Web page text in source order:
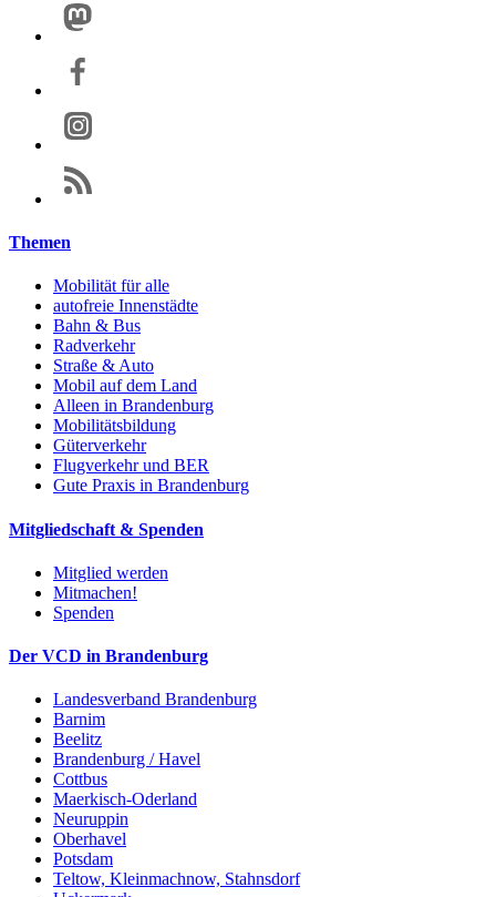
Themen
Mobilität für alle
autofreie Innenstädte
Bahn & Bus
Radverkehr
Straße & Auto
Mobil auf dem Land
Alleen in Brandenburg
Mobilitätsbildung
Güterverkehr
Flugverkehr und BER
Gute Praxis in Brandenburg
Mitgliedschaft & Spenden
Mitglied werden
Mitmachen!
Spenden
Der VCD in Brandenburg
Landesverband Brandenburg
Barnim
Beelitz
Brandenburg / Havel
Cottbus
Maerkisch-Oderland
Neuruppin
Oberhavel
Potsdam
Teltow, Kleinmachnow, Stahnsdorf